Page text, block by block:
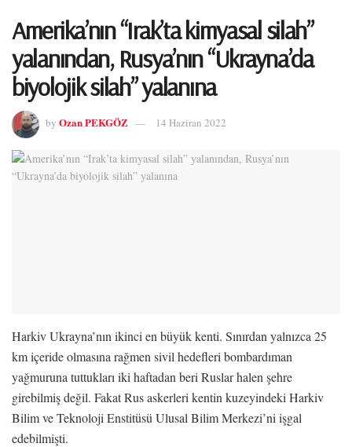
Amerika’nın “Irak’ta kimyasal silah”
yalanından, Rusya’nın “Ukrayna’da
biyolojik silah” yalanına
by Ozan PEKGÖZ 14 Haziran 2022
Harkiv Ukrayna’nın ikinci en büyük kenti. Sınırdan yalnızca 25
km içeride olmasına rağmen sivil hedefleri bombardıman
yağmuruna tuttukları iki haftadan beri Ruslar halen şehre
girebilmiş değil. Fakat Rus askerleri kentin kuzeyindeki Harkiv
Bilim ve Teknoloji Enstitüsü Ulusal Bilim Merkezi’ni işgal
edebilmişti.